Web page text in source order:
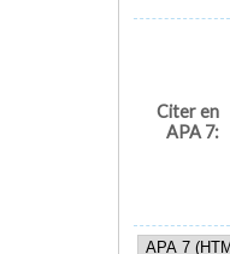
Citer en
APA 7: